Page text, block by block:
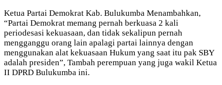
Ketua Partai Demokrat Kab. Bulukumba Menambahkan,
“Partai Demokrat memang pernah berkuasa 2 kali
periodesasi kekuasaan, dan tidak sekalipun pernah
mengganggu orang lain apalagi partai lainnya dengan
menggunakan alat kekuasaan Hukum yang saat itu pak SBY
adalah presiden”, Tambah perempuan yang juga wakil Ketua
II DPRD Bulukumba ini.